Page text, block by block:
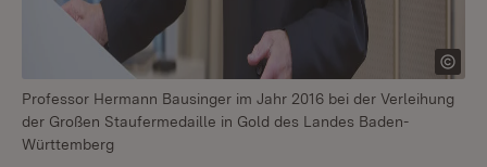
Professor Hermann Bausinger im Jahr 2016 bei der Verleihung
der Großen Staufermedaille in Gold des Landes Baden-
Württemberg